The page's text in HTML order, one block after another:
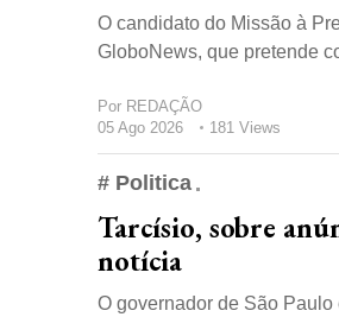
O candidato do Missão à
GloboNews, que pretende
Por REDAÇÃO
05 Ago 2026
181 Views
# Politica
Tarcísio, sobre
notícia
O governador de São